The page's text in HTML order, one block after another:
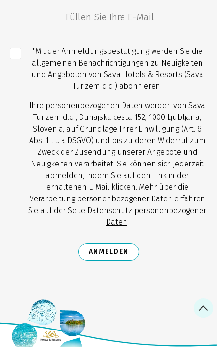
*Mit der Anmeldungsbestätigung werden Sie die
allgemeinen Benachrichtigungen zu Neuigkeiten
und Angeboten von Sava Hotels & Resorts (Sava
Turizem d.d.) abonnieren.
Ihre personenbezogenen Daten werden von Sava
Turizem d.d., Dunajska cesta 152, 1000 Ljubljana,
Slovenia, auf Grundlage Ihrer Einwilligung (Art. 6
Abs. 1 lit. a DSGVO) und bis zu deren Widerruf zum
Zweck der Zusendung unserer Angebote und
Neuigkeiten verarbeitet. Sie können sich jederzeit
abmelden, indem Sie auf den Link in der
erhaltenen E-Mail klicken. Mehr über die
Verarbeitung personenbezogener Daten erfahren
Sie auf der Seite Datenschutz personenbezogener
Daten.
ANMELDEN